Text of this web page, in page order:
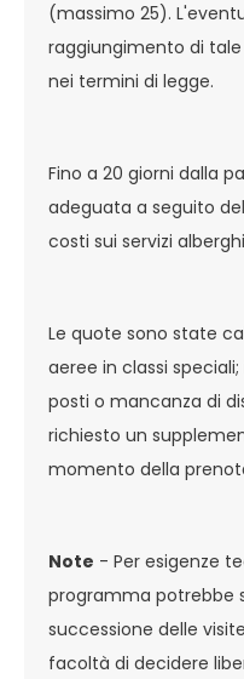
(massimo 25).
raggiungimento di
nei termini di legge.
Fino a 20 giorni dalla
adeguata a seguito
costi sui servizi
Le quote sono state
aeree in classi
posti o mancanza di
richiesto un
momento della
Note - Per esigenze
programma potrebbe
successione delle
facoltà di decidere